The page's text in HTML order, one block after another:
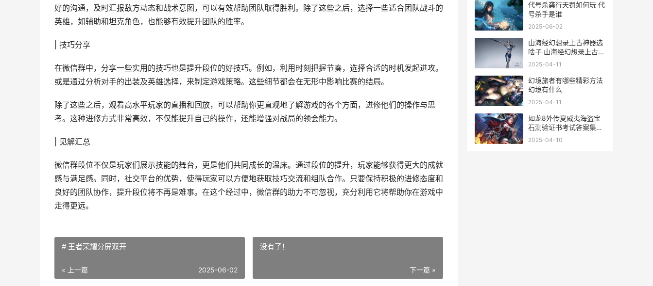
好的沟通，及时汇报敌方动态和战术意图，可以有效帮助团队取得胜利。除了这些之后，选择一些适合团队战斗的
英雄，如辅助和坦克角色，也能够有效提升团队的胜率。
| 技巧分享
在微信群中，分享一些实用的技巧也是提升段位的好技巧。例如，利用时刻把握节奏，选择合适的时机发起进攻。
或是通过分析对手的出装及英雄选择，来制定游戏策略。这些细节都会在无形中影响比赛的结局。
除了这些之后，观看高水平玩家的直播和回放，可以帮助你更直观地了解游戏的各个方面，进修他们的操作与思
考。这种进修方式非常高效，不仅能提升自己的操作，还能增强对战局的领会能力。
| 见解汇总
微信群段位不仅是玩家们展示技能的舞台，更是他们共同成长的温床。通过段位的提升，玩家能够获得更大的成就
感与满足感。同时，社交平台的优势，使得玩家可以方便地获取技巧交流和组队合作。只要保持积极的进修态度和
良好的团队协作，提升段位将不再是难事。在这个经过中，微信群的助力不可忽视，充分利用它将帮助你在游戏中
走得更远。
# 王者荣耀分屏双开
« 上一篇 2025-06-02
没有了！
下一篇 »
代号杀龚行天罚如何玩 代
号杀手是谁
2025-06-02
山海经幻想录上古神器选
啥子 山海经幻想录上古神
龙活动
2025-04-11
幻境旅者有哪些精彩方法
幻境有什么
2025-04-11
如龙8外传夏威夷海盗宝
石测验证书考试答案集合
如龙8有消息吗
2025-04-10